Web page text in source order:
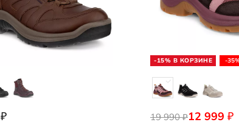
₽
-15% В КОРЗИНЕ -
12 999 ₽
19 990₽